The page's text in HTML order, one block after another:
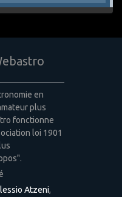
en
plus
fonctionne
loi 1901
Atzeni,